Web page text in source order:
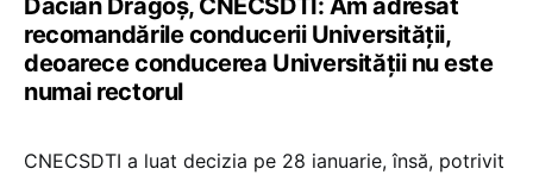
Dacian Dragoș, CNECSDTI: Am adresat
recomandările conducerii Universității,
deoarece conducerea Universității nu este
numai rectorul
CNECSDTI a luat decizia pe 28 ianuarie, însă, potrivit